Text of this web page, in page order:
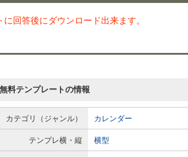
回答後にダウンロード出来ます。
無料テンプレートの情報
カテゴリ（ジャンル） カレンダー
テンプレ横・縦 横型